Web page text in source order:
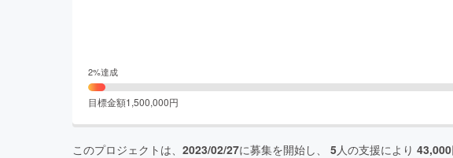
2%達成
目標金額1,500,000円
このプロジェクトは、 2023/02/27に募集を開始し、 5人の支援により 43,000